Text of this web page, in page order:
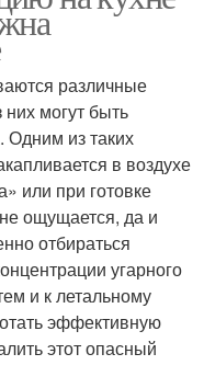
различные
могут быть
Одним из таких
в воздухе
или при готовке
ощущается, да и
отбираться
угарного
и к летальному
эффективную
этот опасный